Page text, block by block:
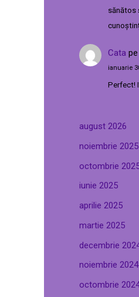
sănătos
Cata pe
ianuarie
Perfect!
august 2026
noiembrie 2025
octombrie
iunie 2025
aprilie 2025
martie 2025
decembrie
noiembrie 2024
octombrie